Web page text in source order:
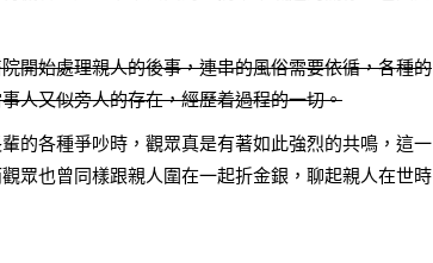
開始處理親人的後事，連串的風俗需要依循，各種的
人又似旁人的存在，經歷着過程的一切。
的各種爭吵時，觀眾真是有著如此強烈的共鳴，這一
眾也曾同樣跟親人圍在一起折金銀，聊起親人在世時